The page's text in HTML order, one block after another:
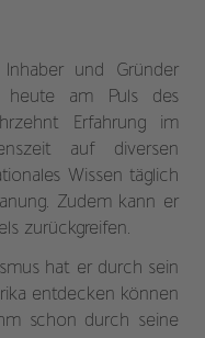
und Gründer
heute am Puls des
Erfahrung im
auf diversen
Wissen täglich
Zudem kann er
zurückgreifen.
hat er durch sein
entdecken können
schon durch seine